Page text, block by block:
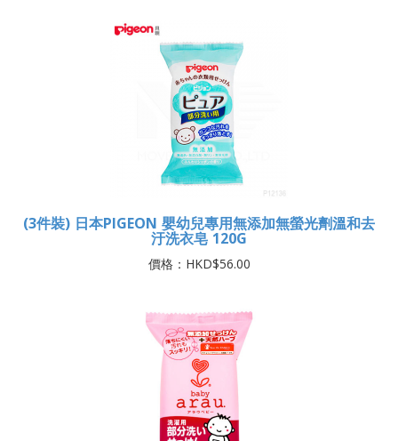
(3件裝) 日本PIGEON 嬰幼兒專用無添加無螢光劑溫和去
汙洗衣皂 120G
價格：HKD$56.00